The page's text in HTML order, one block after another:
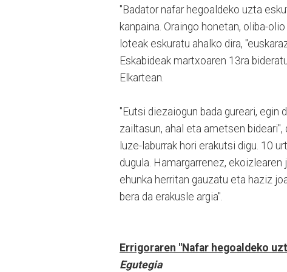
"Badator nafar hegoaldeko uzta
kanpaina. Oraingo honetan, oliba-
loteak eskuratu ahalko dira,
Eskabideak martxoaren 13ra
Elkartean.
"Eutsi diezaiogun bada gureari, egin
zailtasun, ahal eta ametsen
luze-laburrak hori erakutsi digu. 10
dugula. Hamargarrenez,
ehunka herritan gauzatu eta haziz
bera da erakusle argia".
Errigoraren "Nafar hegoaldeko
Egutegia